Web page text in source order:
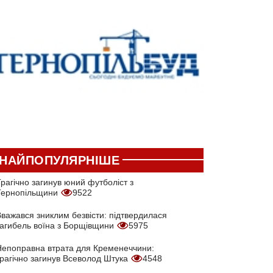
загинув юний футболіст з
9522
зниклим безвісти: підтвердилася
воїна з Борщівщини
5975
втрата для Кременеччини:
загинув Всеволод Штука
4548